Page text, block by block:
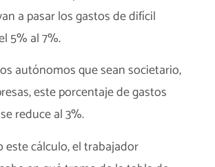
a pasar los gastos de difícil
5% al 7%.
autónomos que sean societario,
este porcentaje de gastos
reduce al 3%.
este cálculo, el trabajador